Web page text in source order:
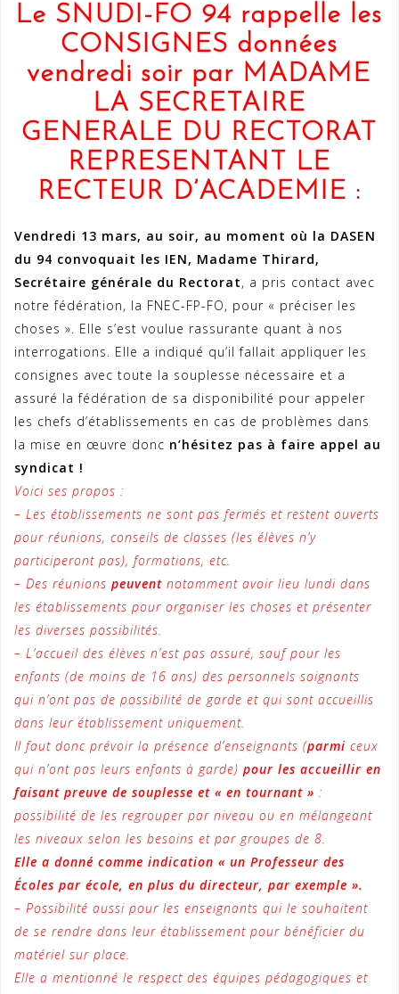
Le SNUDI-FO 94 rappelle les
CONSIGNES données
vendredi soir par MADAME
LA SECRETAIRE
GENERALE DU RECTORAT
REPRESENTANT LE
RECTEUR D’ACADEMIE :
Vendredi 13 mars, au soir, au moment où la DASEN
du 94 convoquait les IEN, Madame Thirard,
Secrétaire générale du Rectorat, a pris contact avec
notre fédération, la FNEC-FP-FO, pour « préciser les
choses ». Elle s’est voulue rassurante quant à nos
interrogations. Elle a indiqué qu’il fallait appliquer les
consignes avec toute la souplesse nécessaire et a
assuré la fédération de sa disponibilité pour appeler
les chefs d’établissements en cas de problèmes dans
la mise en œuvre donc n’hésitez pas à faire appel au
syndicat !
Voici ses propos :
– Les établissements ne sont pas fermés et restent ouverts
pour réunions, conseils de classes (les élèves n’y
participeront pas), formations, etc.
– Des réunions peuvent notamment avoir lieu lundi dans
les établissements pour organiser les choses et présenter
les diverses possibilités.
– L’accueil des élèves n’est pas assuré, sauf pour les
enfants (de moins de 16 ans) des personnels soignants
qui n’ont pas de possibilité de garde et qui sont accueillis
dans leur établissement uniquement.
Il faut donc prévoir la présence d’enseignants (parmi ceux
qui n’ont pas leurs enfants à garde) pour les accueillir en
faisant preuve de souplesse et « en tournant » :
possibilité de les regrouper par niveau ou en mélangeant
les niveaux selon les besoins et par groupes de 8.
Elle a donné comme indication « un Professeur des
Écoles par école, en plus du directeur, par exemple ».
– Possibilité aussi pour les enseignants qui le souhaitent
de se rendre dans leur établissement pour bénéficier du
matériel sur place.
Elle a mentionné le respect des équipes pédagogiques et